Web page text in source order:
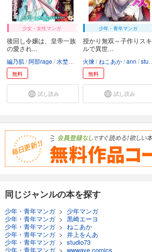
少女・女性マンガ
後回し令嬢は、皇帝一族
の愛され...
編乃肌 阿部rage 水埜サイコロ studio73
無料
試し読み
少年・青年マンガ
授かり無双～子作りスキ
ルで異世...
火煉 ねこあか ann studio73
無料
試し読み
同じジャンルの本を探す
少年・青年マンガ> 少年マンガ
少年・青年マンガ> 黒崎エーヨ
少年・青年マンガ> ねこあか
少年・青年マンガ> 井上をんあ
少年・青年マンガ> studio73
少年・青年マンガ> wwwave comics